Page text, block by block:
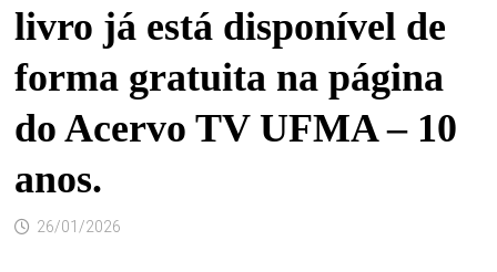
livro já está disponível de
forma gratuita na página
do Acervo TV UFMA – 10
anos.
26/01/2026